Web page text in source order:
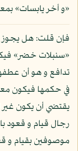
«و أخر يابسات»
فإن قلت: هل يجوز
«سنبلات خضر»
تدافع و هو أن
في حكمها فيكون
يقتضي أن يكون
رجال قيام و قعود
موصوفين بقيام و